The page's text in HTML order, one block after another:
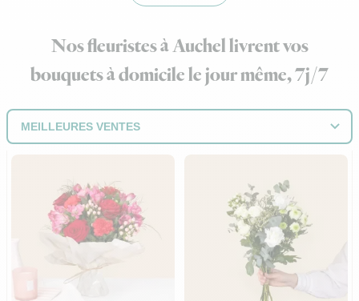
Nos fleuristes à Auchel livrent vos
bouquets à domicile le jour même, 7j/7